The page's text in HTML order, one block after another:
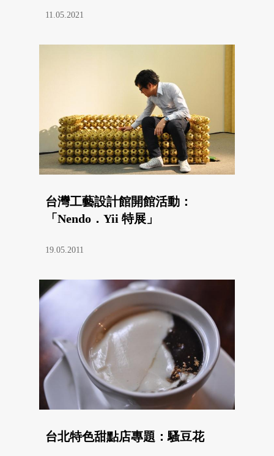
11.05.2021
台灣工藝設計館開館活動：
「Nendo．Yii 特展」
19.05.2011
台北特色甜點店專題：騷豆花